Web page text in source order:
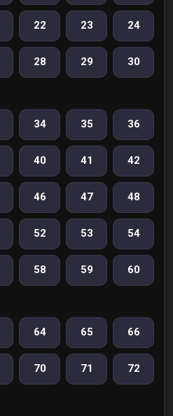
22 23 24
28 29 30
34 35 36
40 41 42
46 47 48
52 53 54
58 59 60
64 65 66
70 71 72